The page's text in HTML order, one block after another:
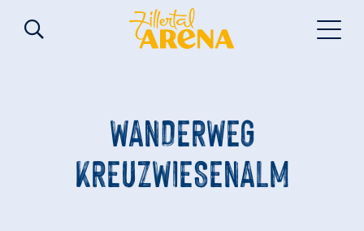
WANDERWEG
KREUZWIESENALM